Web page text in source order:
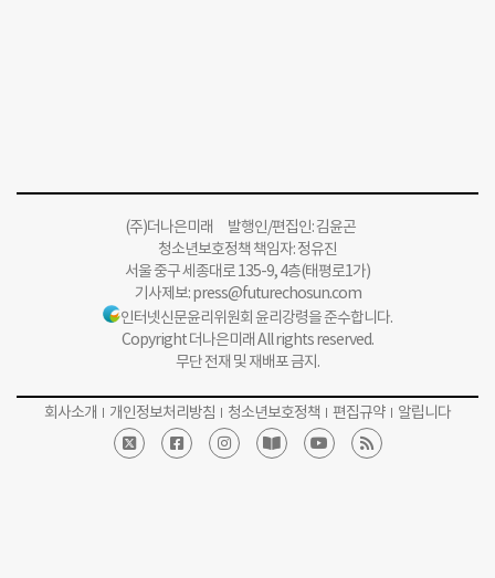
(주)더나은미래 발행인/편집인: 김윤곤
청소년보호정책 책임자: 정유진
서울 중구 세종대로 135-9, 4층(태평로1가)
기사제보:press@futurechosun.com
인터넷신문윤리위원회 윤리강령을 준수합니다.
Copyright 더나은미래 All rights reserved.
무단 전재 및 재배포 금지.
회사소개 개인정보처리방침 청소년보호정책 편집규약 알립니다